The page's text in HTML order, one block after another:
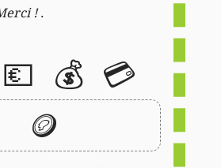
! .
💶 💰 💳
🪙